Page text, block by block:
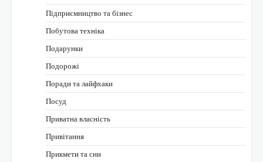
Підприємництво та бізнес
Побутова техніка
Подарунки
Подорожі
Поради та лайфхаки
Посуд
Приватна власність
Привітання
Прикмети та сни